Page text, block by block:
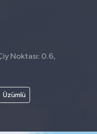
Noktası: 0.6,
Üzümlü